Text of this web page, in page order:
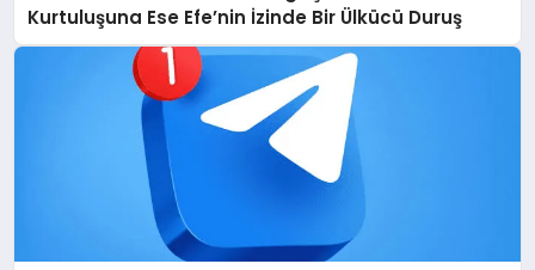
Kurtuluşuna Ese Efe’nin İzinde Bir Ülkücü Duruş